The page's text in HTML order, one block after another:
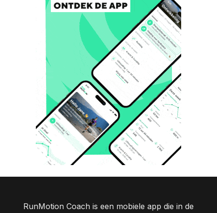
RunMotion Coach is een mobiele app die in de